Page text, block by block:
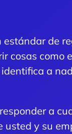
de
cosas
a
a
y su